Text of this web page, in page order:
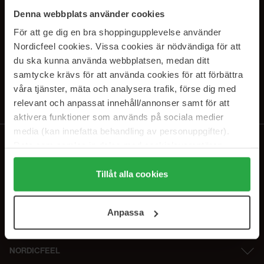
Denna webbplats använder cookies
För att ge dig en bra shoppingupplevelse använder
Nordicfeel cookies. Vissa cookies är nödvändiga för att
du ska kunna använda webbplatsen, medan ditt
samtycke krävs för att använda cookies för att förbättra
våra tjänster, mäta och analysera trafik, förse dig med
relevant och anpassat innehåll/annonser samt för att
aktivera funktioner som används på sociala medier
media (kan innefatta behandling av personuppgifter).
Genom att trycka på "Tillåt alla cookies" accepterar du
alla cookies, medan du under "Detaljer" kan anpassa
användningen av cookies. Du kan när som helst återkalla
samt vår Integritetspolicy.
Tillåt alla cookies
Anpassa
SUBSCRIBE TO OUR
NEWSLETTER
Ved å abonnere godtar du vårpersonvernerklæring. Du kan melde deg
av når som helst.
NORDICFEEL